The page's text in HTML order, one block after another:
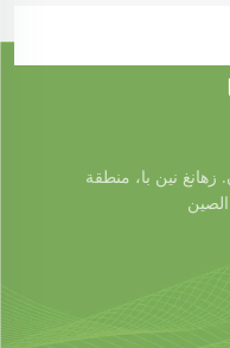
زهانغ نين با، منطقة